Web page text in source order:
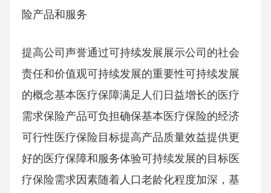
险产品和服务
提高公司声誉通过可持续发展展示公司的社会
责任和价值观可持续发展的重要性可持续发展
的概念基本医疗保障满足人们日益增长的医疗
需求保险产品可负担确保基本医疗保险的经济
可行性医疗保险目标提高产品质量效益提供更
好的医疗保障和服务体验可持续发展的目标医
疗保险需求因素随着人口老龄化程度加深，基